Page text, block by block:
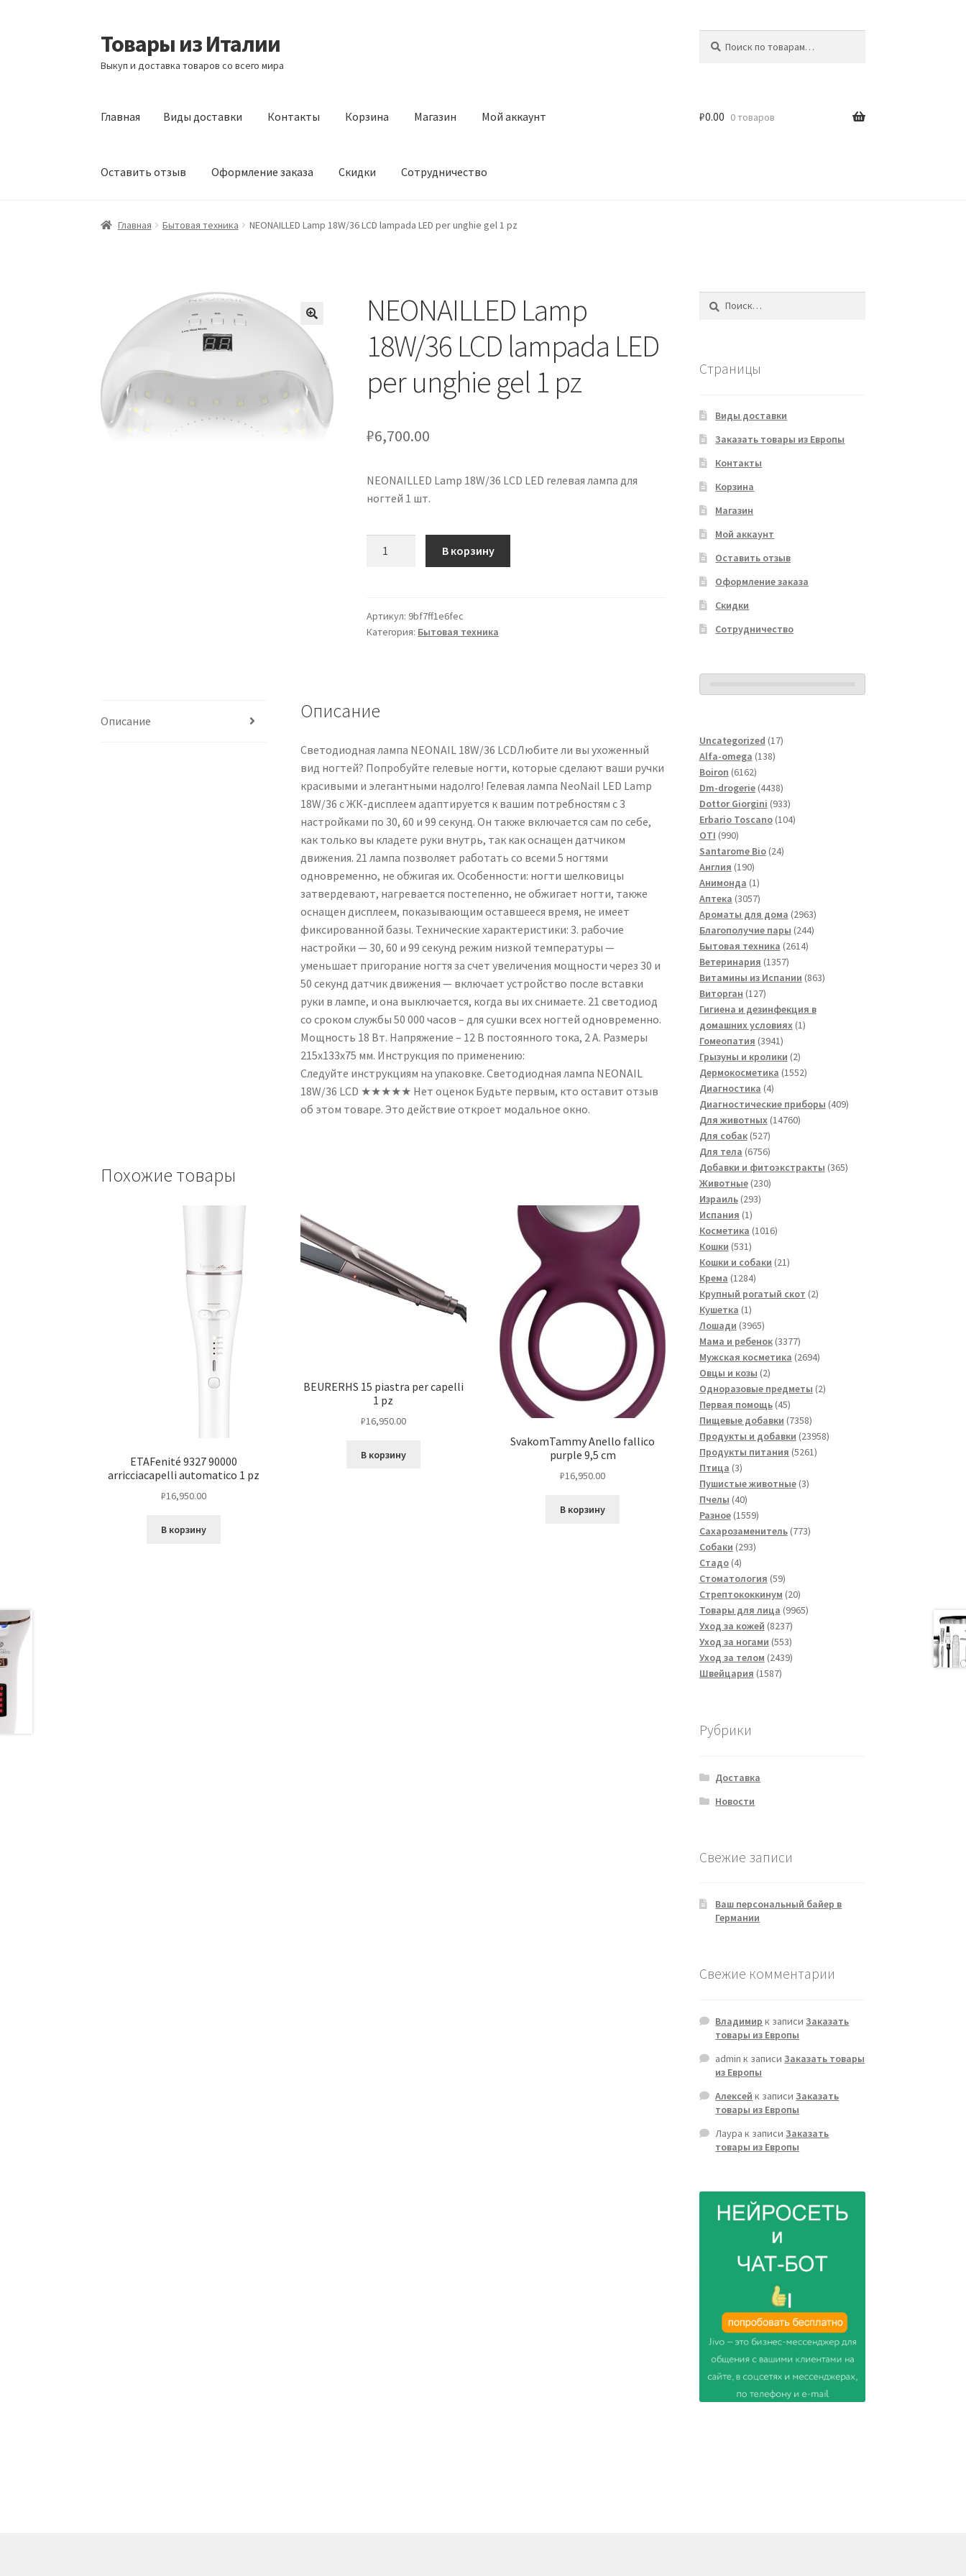
Перейти
к
навигации
Перейти
к
содержимому
Товары из Италии
Выкуп и доставка товаров со всего мира
Главная Виды доставки Контакты Корзина Магазин Мой аккаунт
Оставить отзыв Оформление заказа Скидки Сотрудничество
Главная Виды доставки Контакты Корзина Магазин Мой аккаунт Оставить отзыв
₽0.00 0 товаров
Главная Бытовая техника NEONAILLED Lamp 18W/36 LCD lampada LED per unghie gel 1 pz
NEONAILLED Lamp
18W/36 LCD lampada LED
per unghie gel 1 pz
₽6,700.00
NEONAILLED Lamp 18W/36 LCD LED гелевая лампа для
ногтей 1 шт.
18W/36
LCD
unghie
pz
В корзину
Артикул: 9bf7ff1e6fec
Категория: Бытовая техника
Описание Описание
Светодиодная лампа NEONAIL 18W/36 LCDЛюбите ли вы ухоженный
вид ногтей? Попробуйте гелевые ногти, которые сделают ваши ручки
красивыми и элегантными надолго! Гелевая лампа NeoNail LED Lamp
18W/36 с ЖК-дисплеем адаптируется к вашим потребностям с 3
настройками по 30, 60 и 99 секунд. Он также включается сам по себе,
как только вы кладете руки внутрь, так как оснащен датчиком
движения. 21 лампа позволяет работать со всеми 5 ногтями
одновременно, не обжигая их. Особенности: ногти шелковицы
затвердевают, нагревается постепенно, не обжигает ногти, также
оснащен дисплеем, показывающим оставшееся время, не имеет
фиксированной базы. Технические характеристики: 3. рабочие
настройки — 30, 60 и 99 секунд режим низкой температуры —
уменьшает пригорание ногтя за счет увеличения мощности через 30 и
50 секунд датчик движения — включает устройство после вставки
руки в лампе, и она выключается, когда вы их снимаете. 21 светодиод
со сроком службы 50 000 часов – для сушки всех ногтей одновременно.
Мощность 18 Вт. Напряжение – 12 В постоянного тока, 2 А. Размеры
215х133х75 мм. Инструкция по применению:
Следуйте инструкциям на упаковке. Светодиодная лампа NEONAIL
18W/36 LCD ★★★★★ Нет оценок Будьте первым, кто оставит отзыв
об этом товаре. Это действие откроет модальное окно.
Похожие товары
ETAFenité 9327 90000
arricciacapelli automatico 1 pz
₽16,950.00
В корзину
BEURERHS 15 piastra per capelli
1 pz
₽16,950.00
В корзину
SvakomTammy Anello fallico
purple 9,5 cm
₽16,950.00
В корзину
Страницы
Виды доставки
Заказать товары из Европы
Контакты
Корзина
Магазин
Мой аккаунт
Оставить отзыв
Оформление заказа
Скидки
Сотрудничество
Uncategorized 1717
Alfa-omega 138138
Boiron 61626162
товара
Dm-drogerie 44384438
товаров
Dottor Giorgini 933933
товара
Erbario Toscano 104104
OTI 990990
товаров
Santarome Bio 2424
Англия 190190
товаров
Анимонда 11
товар
Аптека 30573057
товаров
Ароматы для дома 29632963
товара
Благополучие пары 244244
Бытовая техника 26142614
Ветеринария 13571357
товаров
Витамины из Испании 863863
Виторган 127127
товаров
Гигиена и дезинфекция в
домашних условиях 11
Гомеопатия 39413941
товар
Грызуны и кролики 22
товара
Дермокосметика 15521552
Диагностика 44
товара
Диагностические приборы 409409
Для животных 1476014760
Для собак 527527
товаров
Для тела 67566756
товаров
Добавки и фитоэкстракты 365365
Животные 230230
Израиль 293293
Испания 11
товар
Косметика 10161016
Кошки 531531
товар
Кошки и собаки 2121
Крема 12841284
товара
Крупный рогатый скот 22
Кушетка 11
товар
Лошади 39653965
товаров
Мама и ребенок 33773377
товаров
Мужская косметика 26942694
Овцы и козы 22
товара
Одноразовые предметы 22
Первая помощь 4545
товаров
Пищевые добавки 73587358
товаров
Продукты и добавки 2395823958
Продукты питания 52615261
Птица 33
товара
Пушистые животные 33
Пчелы 4040
товаров
Разное 15591559
товаров
Сахарозаменитель 773773
Собаки 293293
Стадо 44
товара
Стоматология 5959
товаров
Стрептококкинум 2020
товаров
Товары для лица 99659965
Уход за кожей 82378237
товаров
Уход за ногами 553553
товара
Уход за телом 24392439
Швейцария 15871587
Рубрики
Доставка
Новости
Свежие записи
Ваш персональный байер в
Германии
Свежие комментарии
Владимир к записиЗаказать
товары из Европы
admin к записиЗаказать товары
из Европы
Алексей к записиЗаказать
товары из Европы
Лаура к записиЗаказать
товары из Европы